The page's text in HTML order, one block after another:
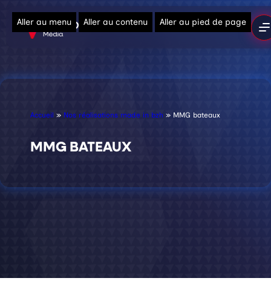
Aller au menu Aller au contenu Aller au pied de page
Accueil » Nos réalisations made in bzh » MMG bateaux
MMG BATEAUX